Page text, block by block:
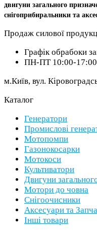
двигуни загального
снігоприбиральники та
Продаж силової
Графік обрабоки
ПН-ПТ 10:00-
м.Київ, вул.
Каталог
Генератори
Промислові
Мотопомпи
Газонокосарки
Мотокоси
Культиватори
Двигуни
Мотори до човна
Снігоочисники
Аксесуари та
Інші товари